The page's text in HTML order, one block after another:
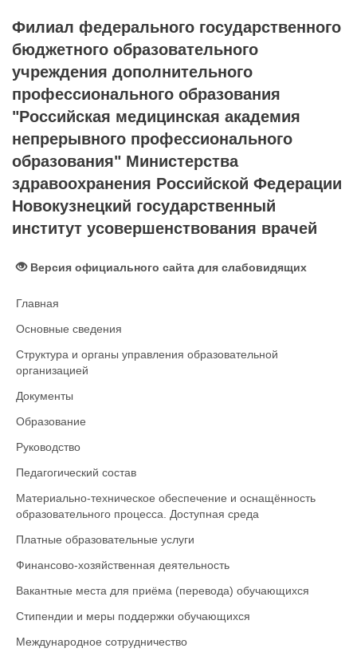
Филиал федерального государственного
бюджетного образовательного
учреждения дополнительного
профессионального образования
"Российская медицинская академия
непрерывного профессионального
образования" Министерства
здравоохранения Российской Федерации
Новокузнецкий государственный
институт усовершенствования врачей
Версия официального сайта для слабовидящих
Главная
Основные сведения
Структура и органы управления образовательной
организацией
Документы
Образование
Руководство
Педагогический состав
Материально-техническое обеспечение и оснащённость
образовательного процесса. Доступная среда
Платные образовательные услуги
Финансово-хозяйственная деятельность
Вакантные места для приёма (перевода) обучающихся
Стипендии и меры поддержки обучающихся
Международное сотрудничество